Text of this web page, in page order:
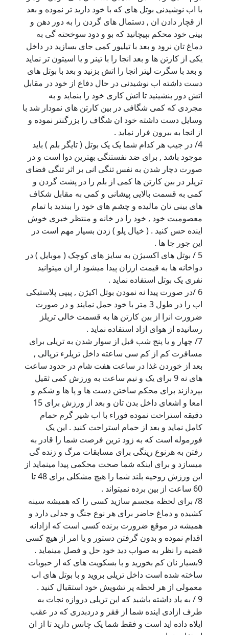
با اب نوشیدنی بوتل های که با خود دارید تر نموده و بعد
از قچار دادن ان , دستمال های گردن را به دور دهن و
بینی خود محکم بپیچانید که بو و دود سوخحته گی به
دماغ تان نرود و بعد با تیلیور کمی جای بسازید در داخل
یکی از کارتن ها و بعد انجا را با تینر و یا اسیتون تر نماید
و بعد با سگرت لیتر انجا را اتش بزنید و بعد با بوتل های
دست داشته اب نوشیدنی در حال دفاع از خود در مقابل
اتش دور بنشینید تا اتش کاری خود را بنماید و به
مجردی که کمی شگافی در بین کارتن های نمودار شد با
وسایل دست داشته خود ان شگاف را بزرگنتر نموده و
از انجا به بیرون فرار نماید .
4/ در جیب هر کدام شما یک یک بوتل ( تایگر بلم ) باید
موجود باشد , برای ضد نفستنگی بهترین دوا است و در
صورت دچار شدن به نفس تنگی انی بر اثر تنگی فضای
تریلر در بین کارتن ها کمی از بلم را در پشت گردن و
کمی به قسمت بالایی پیشانی و کمی به مقابل شکاف
های بینی تان مالیده و چشم های خود را ببندید با تمام
معصومیت خود , خود را در خانه و منتظر خبری خوش
اینده حس کنید . ( خیال پلو ) زدن بسیار مهم است در
این جور جا ها .
5 / بوتل های اکسیژن به سایز های کوچک ( موبایل ) در
دواخانه ها به قیمت ارزان پیدا میشود از ان میتوانید
نفری یک بوتل استفاده نماید .
6 /در صورت پیدا نه نمودن بوتل اکیژن , پیپی پلاستیکی
اب را در طول 3 متر با خود حمل نمایند و در صورت
ضرورت انرا از بین کارتن ها به قسمت خالی تریلز
رسانیده از هوای ازاد استفاده نماید .
7/ چهار و یا پنج شب قبل از سوار شدن به تریلی برای
مسافرت کم از کم سی ساعته داخل تریلرء ترپالی ,
بعد از خوردن غذا در ساعت هفت شام در حدود ساعت
های نه 9 برای یک و نیم ساعت به ورزش کمی ثقیل
بپردازند برای محکم ساختن دست ها و پا ها و شکم و
امعا و اشعای داخل بدن تان و بعد از ورزش برای 15
دقیقه استراحت نموده فوراء با اب شیر گرم حمام
کامل نماید و بعد از حمام استراحت کنید . این یک
فورموله است که به زود ترین فرصت شما را قادر به
رفتن به هرنوع رینگی برای مسابقات مرگ و زنده گی
میسازد و برای اینکه شما صحت محکمی پیدا مینماید از
این ورزش روحیه بلند شما را هیچ مشکلی برای 48 تا
60 ساعت از بین برده نمیتواند .
8/ برای لحظه مجسم سازید کسی را که همیشه سینه
کشیده و دماغ حاضر برای هر نوع جنگ و جدلی دارد و
همیشه در موقع ضرورت برنده کسی است که ازادانه
اقدام نموده و بدون گرفتن دستور و یا امر از هیچ کسی
قضیه را نظر به صواب دید خود حل و فصل مینماید .
9بسیار نان کم بخورید و با بسکویت های که از حبوبات
ساخته شده است داخل تریلی بروید و با بوتل های اب
معمولی از هر لحظه پر تشویش خود استقبال کنید .
9 / به یاد داشته باشید که این تریلی دروازه نجات به
طرف ازادی اینده شما از فقر و دردبدری که در عقب
ایلاه داده اید است و فقط شما یک چانس دارید تا از ان